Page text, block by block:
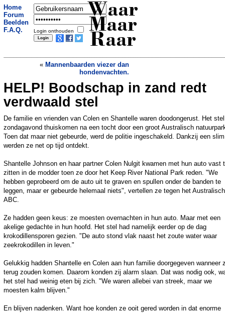
Home
Forum
Beelden
F.A.Q.
Login onthouden
Waar
Maar
Raar
« Mannenbaarden viezer dan
hondenvachten.
Hond zwemt naar boorplatform 220
kilometer van de kust »
HELP! Boodschap in zand redt
verdwaald stel
De familie en vrienden van Colen en Shantelle waren doodongerust. Het
zondagavond thuiskomen na een tocht door een groot Australisch
Toen dat maar niet gebeurde, werd de politie ingeschakeld. Dankzij een
werden ze net op tijd ontdekt.
Shantelle Johnson en haar partner Colen Nulgit kwamen met hun auto vast
zitten in de modder toen ze door het Keep River National Park reden. "We
hebben geprobeerd om de auto uit te graven en spullen onder de banden te
leggen, maar er gebeurde helemaal niets", vertellen ze tegen het
ABC.
Ze hadden geen keus: ze moesten overnachten in hun auto. Maar met een
akelige gedachte in hun hoofd. Het stel had namelijk eerder op de dag
krokodillensporen gezien. "De auto stond vlak naast het zoute water waar
zeekrokodillen in leven."
Gelukkig hadden Shantelle en Colen aan hun familie doorgegeven wanneer
terug zouden komen. Daarom konden zij alarm slaan. Dat was nodig ook,
het stel had weinig eten bij zich. "We waren allebei van streek, maar we
moesten kalm blijven."
En blijven nadenken. Want hoe konden ze ooit gered worden in dat enorme